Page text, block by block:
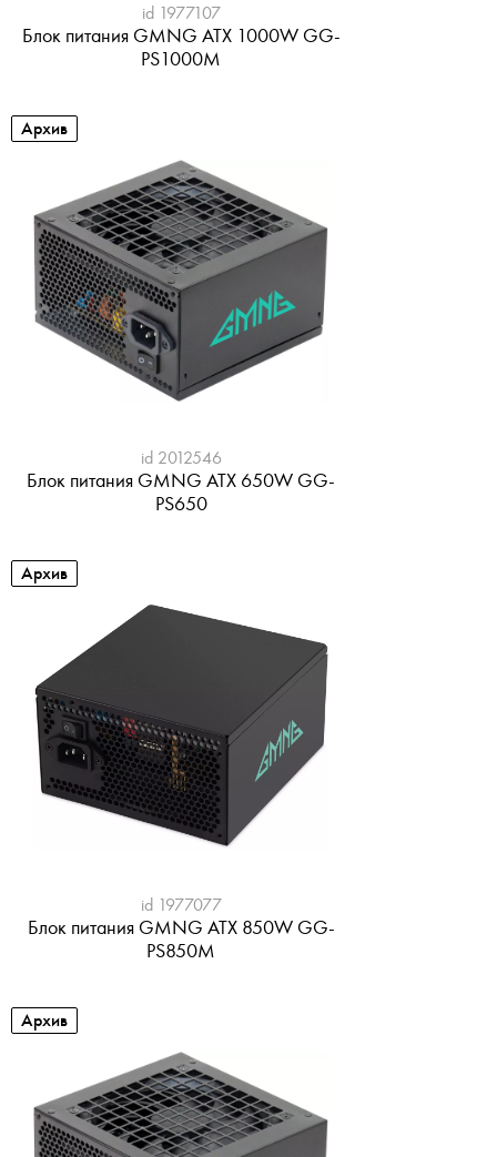
id 1977107
Блок питания GMNG ATX 1000W GG-
PS1000M
Архив
id 2012546
Блок питания GMNG ATX 650W GG-
PS650
Архив
id 1977077
Блок питания GMNG ATX 850W GG-
PS850M
Архив